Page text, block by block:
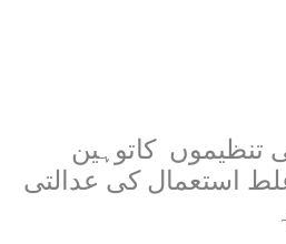
تنظیموں کاتوہین
استعمال کی عدالتی